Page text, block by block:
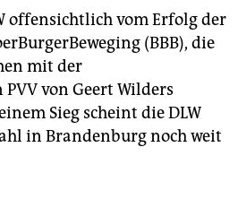
offensichtlich vom Erfolg der
(BBB), die
mit der
von Geert Wilders
Sieg scheint die DLW
in Brandenburg noch weit